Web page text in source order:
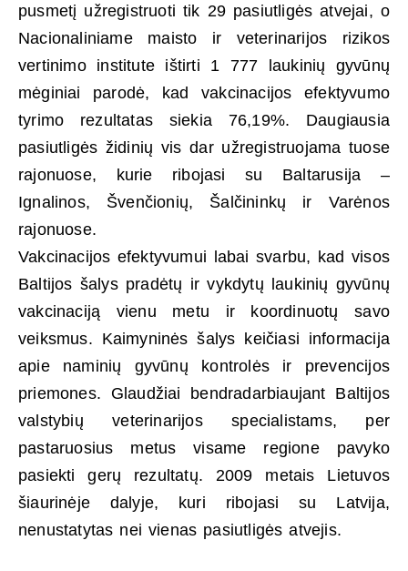
pusmetį užregistruoti tik 29 pasiutligės atvejai, o
Nacionaliniame maisto ir veterinarijos rizikos
vertinimo institute ištirti 1 777 laukinių gyvūnų
mėginiai parodė, kad vakcinacijos efektyvumo
tyrimo rezultatas siekia 76,19%. Daugiausia
pasiutligės židinių vis dar užregistruojama tuose
rajonuose, kurie ribojasi su Baltarusija –
Ignalinos, Švenčionių, Šalčininkų ir Varėnos
rajonuose.
Vakcinacijos efektyvumui labai svarbu, kad visos
Baltijos šalys pradėtų ir vykdytų laukinių gyvūnų
vakcinaciją vienu metu ir koordinuotų savo
veiksmus. Kaimyninės šalys keičiasi informacija
apie naminių gyvūnų kontrolės ir prevencijos
priemones. Glaudžiai bendradarbiaujant Baltijos
valstybių veterinarijos specialistams, per
pastaruosius metus visame regione pavyko
pasiekti gerų rezultatų. 2009 metais Lietuvos
šiaurinėje dalyje, kuri ribojasi su Latvija,
nenustatytas nei vienas pasiutligės atvejis.